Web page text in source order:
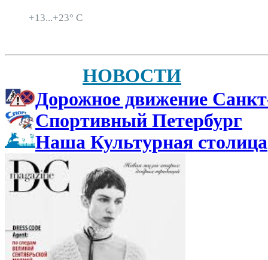
+13...+23° C
НОВОСТИ
Дорожное движение
Спортивный Петербург
Наша Культурная столица